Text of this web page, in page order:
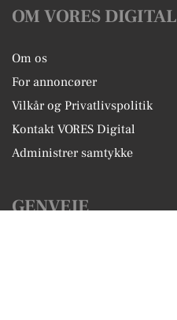
OM VORES DIGITAL
Om os
For annoncører
Vilkår og Privatlivspolitik
Kontakt VORES Digital
Administrer samtykke
GENVEJE